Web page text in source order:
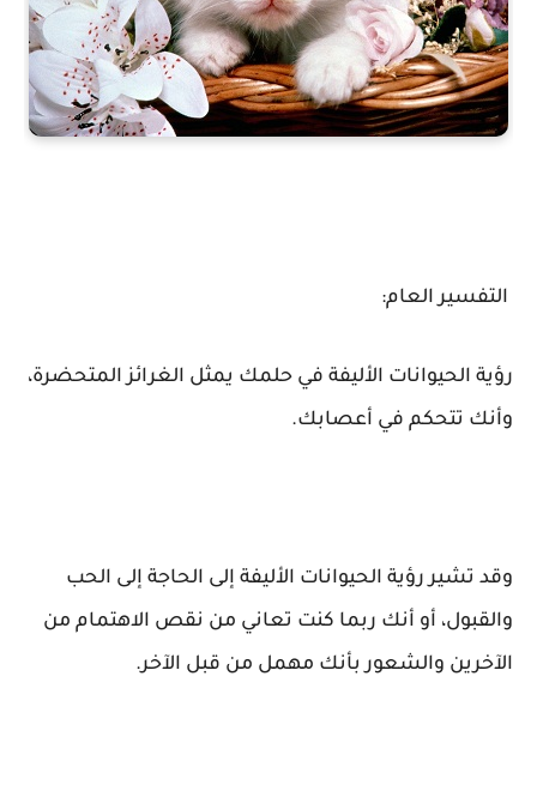
التفسير العام:
رؤية الحيوانات الأليفة في حلمك يمثل الغرائز المتحضرة،
وأنك تتحكم في أعصابك.
وقد تشير رؤية الحيوانات الأليفة إلى الحاجة إلى الحب
والقبول، أو أنك ربما كنت تعاني من نقص الاهتمام من
الآخرين والشعور بأنك مهمل من قبل الآخر.